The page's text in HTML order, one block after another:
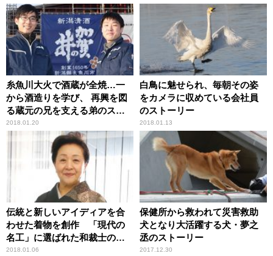
糸魚川大火で酒蔵が全焼…一
から酒造りを学び、 再興を図
る蔵元の兄を支える弟のスト
ーリー
2018.01.20
白鳥に魅せられ、毎朝その姿
をカメラに収めている会社員
のストーリー
2018.01.13
伝統と新しいアイディアを合
わせた着物を創作 「現代の
名工」に選ばれた和裁士のス
トーリー
2018.01.06
保健所から救われて災害救助
犬となり大活躍する犬・夢之
丞のストーリー
2017.12.30